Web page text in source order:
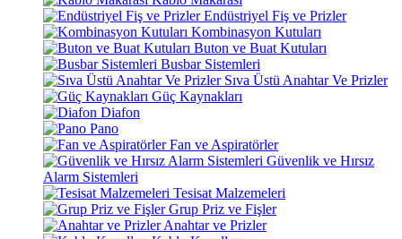
Endüstriyel Fiş ve Prizler
Kombinasyon Kutuları
Buton ve Buat Kutuları
Busbar Sistemleri
Sıva Üstü Anahtar Ve Prizler
Güç Kaynakları
Diafon
Pano
Fan ve Aspiratörler
Güvenlik ve Hırsız
Alarm Sistemleri
Tesisat Malzemeleri
Grup Priz ve Fişler
Anahtar ve Prizler